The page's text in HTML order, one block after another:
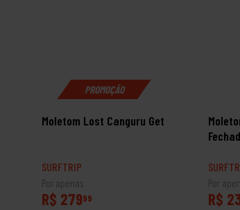
PROMOÇÃO
Moletom Lost Canguru Get
SURFTRIP
Por apenas
R$ 27999
Por
R$